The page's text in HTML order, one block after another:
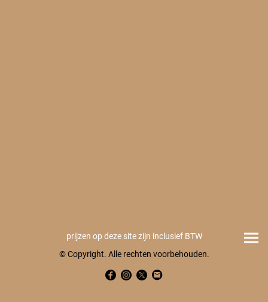
prijzen op deze site zijn inclusief BTW
© Copyright. Alle rechten voorbehouden.